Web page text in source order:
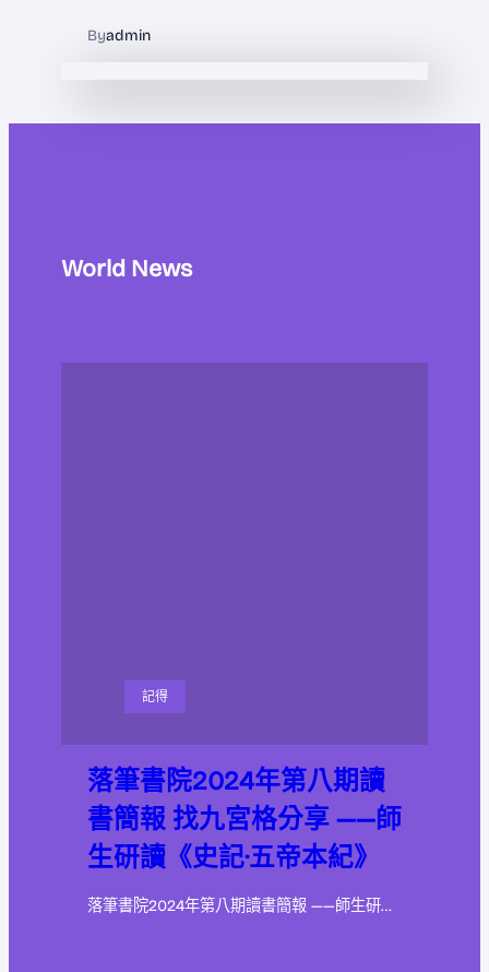
Byadmin
World News
記得
落筆書院2024年第八期讀
書簡報 找九宮格分享 ——師
生研讀《史記·五帝本紀》
落筆書院2024年第八期讀書簡報 ——師生研…